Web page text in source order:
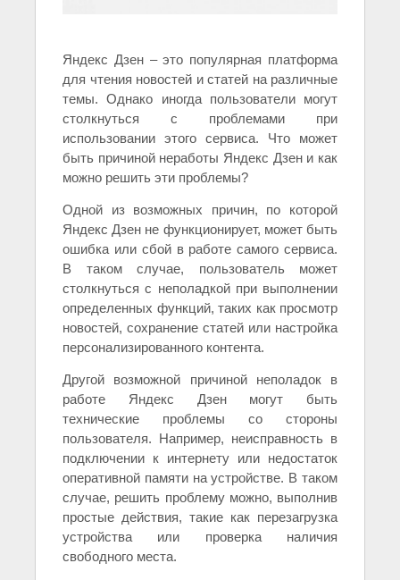
Яндекс Дзен – это популярная платформа
для чтения новостей и статей на различные
темы. Однако иногда пользователи могут
столкнуться с проблемами при
использовании этого сервиса. Что может
быть причиной неработы Яндекс Дзен и как
можно решить эти проблемы?
Одной из возможных причин, по которой
Яндекс Дзен не функционирует, может быть
ошибка или сбой в работе самого сервиса.
В таком случае, пользователь может
столкнуться с неполадкой при выполнении
определенных функций, таких как просмотр
новостей, сохранение статей или настройка
персонализированного контента.
Другой возможной причиной неполадок в
работе Яндекс Дзен могут быть
технические проблемы со стороны
пользователя. Например, неисправность в
подключении к интернету или недостаток
оперативной памяти на устройстве. В таком
случае, решить проблему можно, выполнив
простые действия, такие как перезагрузка
устройства или проверка наличия
свободного места.